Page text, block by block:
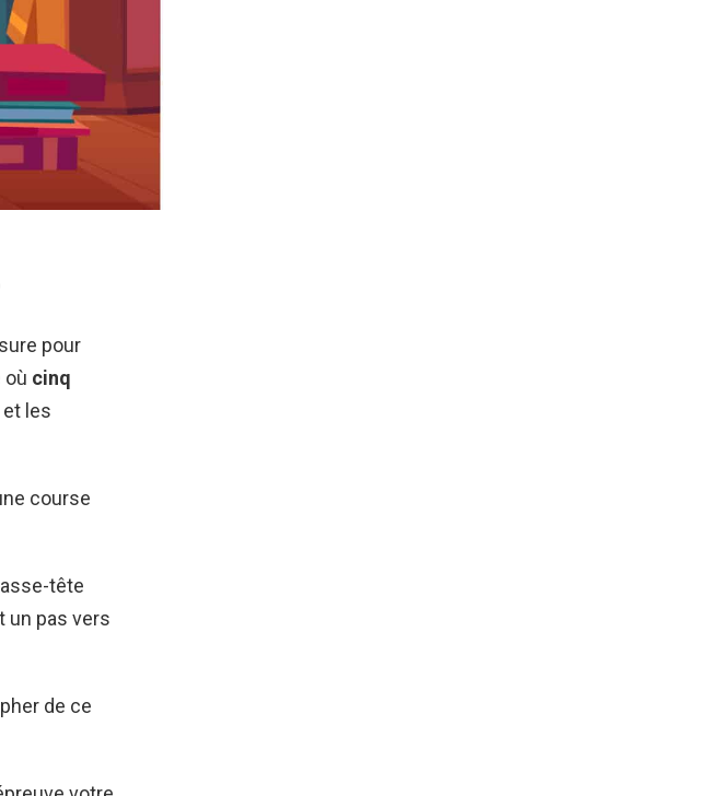
pour
où cinq
les
course
tête
un pas vers
de ce